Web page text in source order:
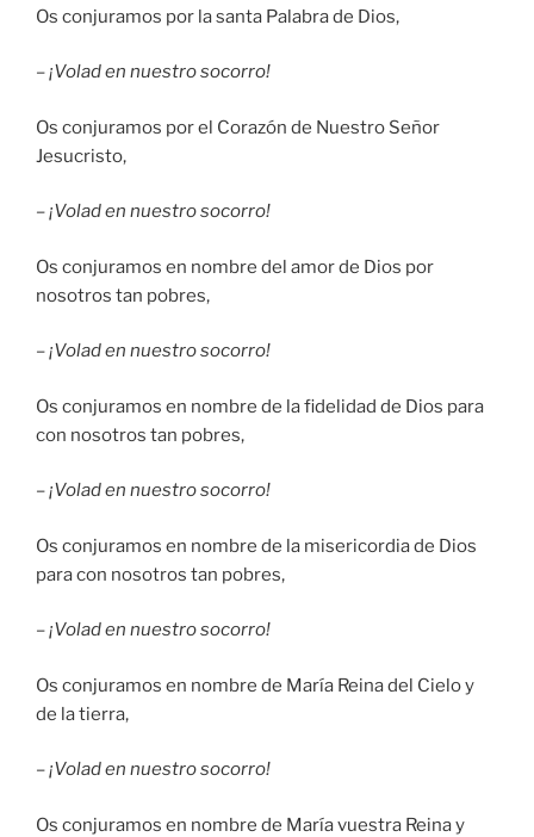
Os conjuramos por la santa Palabra de Dios,
–¡Volad en nuestro socorro!
Os conjuramos por el Corazón de Nuestro Señor
Jesucristo,
– ¡Volad en nuestro socorro!
Os conjuramos en nombre del amor de Dios por
nosotros tan pobres,
–¡Volad en nuestro socorro!
Os conjuramos en nombre de la fidelidad de Dios para
con nosotros tan pobres,
–¡Volad en nuestro socorro!
Os conjuramos en nombre de la misericordia de Dios
para con nosotros tan pobres,
–¡Volad en nuestro socorro!
Os conjuramos en nombre de María Reina del Cielo y
de la tierra,
–¡Volad en nuestro socorro!
Os conjuramos en nombre de María vuestra Reina y